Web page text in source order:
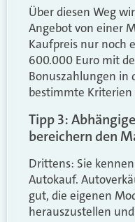
Über diesen Weg
Angebot von einer
Kaufpreis nur noch
600.000 Euro mit
Bonuszahlungen in
bestimmte
Tipp 3:
bereichern den
Drittens: Sie
Autokauf.
gut, die eigenen
herauszustellen